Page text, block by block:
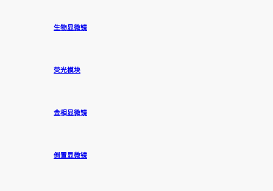
生物显微镜
荧光模块
金相显微镜
倒置显微镜